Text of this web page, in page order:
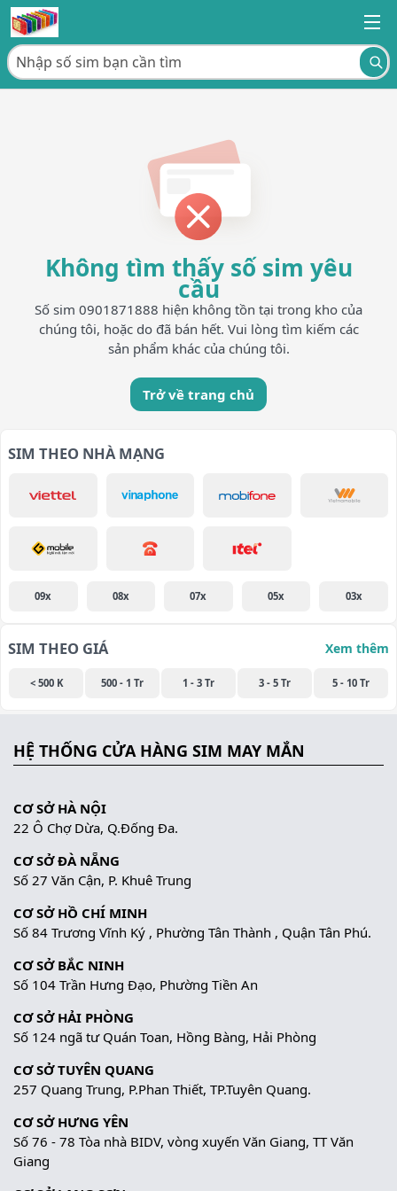
Không tìm thấy số sim yêu
cầu
Số sim 0901871888 hiện không tồn tại trong kho của
chúng tôi, hoặc do đã bán hết. Vui lòng tìm kiếm các
sản phẩm khác của chúng tôi.
Trở về trang chủ
SIM THEO NHÀ MẠNG
09x 08x 07x 05x 03x
SIM THEO GIÁ Xem thêm
< 500 K 500 - 1 Tr 1 - 3 Tr 3 - 5 Tr 5 - 10 Tr
HỆ THỐNG CỬA HÀNG SIM MAY MẮN
CƠ SỞ HÀ NỘI
22 Ô Chợ Dừa, Q.Đống Đa.
CƠ SỞ ĐÀ NẴNG
Số 27 Văn Cận, P. Khuê Trung
CƠ SỞ HỒ CHÍ MINH
Số 84 Trương Vĩnh Ký , Phường Tân Thành , Quận Tân Phú.
CƠ SỞ BẮC NINH
Số 104 Trần Hưng Đạo, Phường Tiền An
CƠ SỞ HẢI PHÒNG
Số 124 ngã tư Quán Toan, Hồng Bàng, Hải Phòng
CƠ SỞ TUYÊN QUANG
257 Quang Trung, P.Phan Thiết, TP.Tuyên Quang.
CƠ SỞ HƯNG YÊN
Số 76 - 78 Tòa nhà BIDV, vòng xuyến Văn Giang, TT Văn
Giang